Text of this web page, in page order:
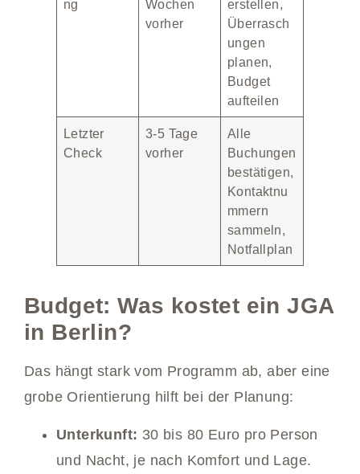
ng
Wochen
vorher
erstellen,
Überrasch
ungen
planen,
Budget
aufteilen
Letzter
Check
3-5 Tage
vorher
Alle
Buchungen
bestätigen,
Kontaktnu
mmern
sammeln,
Notfallplan
Budget: Was kostet ein JGA
in Berlin?
Das hängt stark vom Programm ab, aber eine
grobe Orientierung hilft bei der Planung:
Unterkunft: 30 bis 80 Euro pro Person
und Nacht, je nach Komfort und Lage.